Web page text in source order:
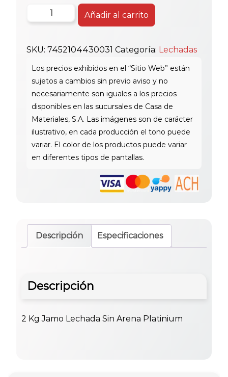
Kg
Lechada
Sin
Arena
Platinium
cantidad
Añadir al carrito
SKU: 7452104430031 Categoría: Lechadas
Descripción Especificaciones
Descripción
2 Kg Jamo Lechada Sin Arena Platinium